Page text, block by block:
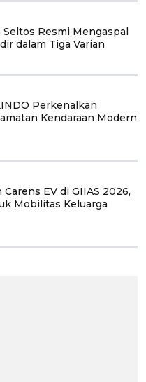
Resmi Mengaspal
dalam Tiga Varian
Perkenalkan
Kendaraan Modern
EV di GIIAS 2026,
Mobilitas Keluarga